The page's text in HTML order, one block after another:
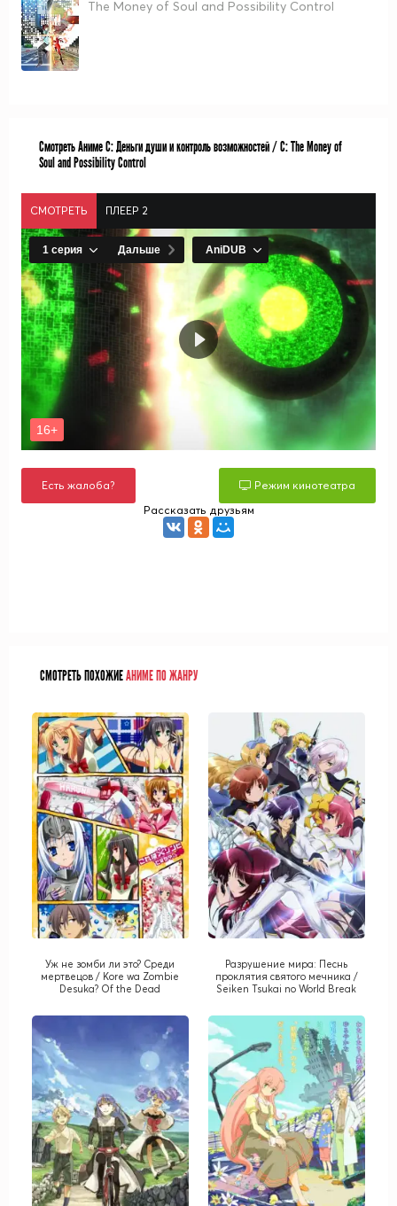
The Money of Soul and Possibility Control
Смотреть Аниме С: Деньги души и контроль возможностей / C: The Money of
Soul and Possibility Control
СМОТРЕТЬ ПЛЕЕР 2
Есть жалоба?
Режим кинотеатра
Рассказать друзьям
СМОТРЕТЬ ПОХОЖИЕАНИМЕ ПО ЖАНРУ
Уж не зомби ли это? Среди
мертвецов / Kore wa Zombie
Desuka? Of the Dead
Разрушение мира: Песнь
проклятия святого мечника /
Seiken Tsukai no World Break